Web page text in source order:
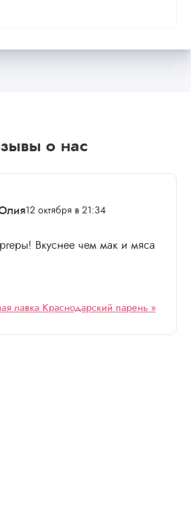
о нас
12 октября в 21:34
Вкуснее чем мак и мяса
лавка Краснодарский парень »